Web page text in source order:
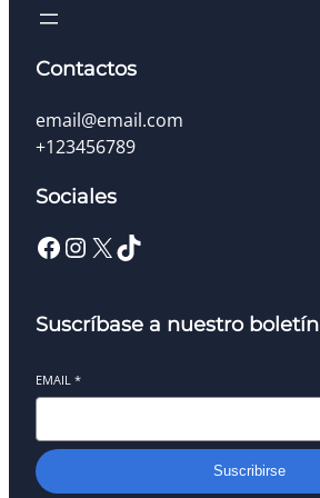
Contactos
email@email.com
+123456789
Sociales
Facebook InstagramX TikTok
Suscríbase a nuestro boletín
EMAIL *
Suscribirse